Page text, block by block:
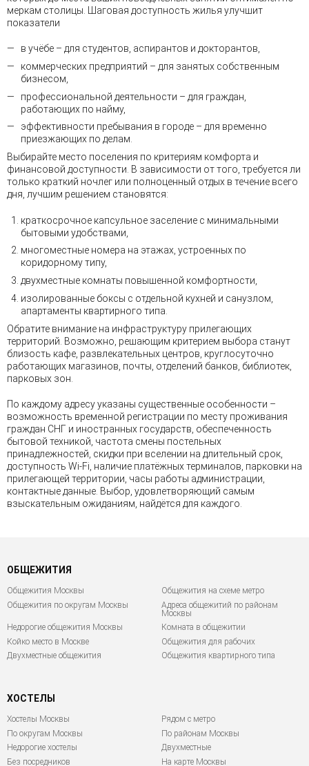
меркам столицы. Шаговая доступность жилья улучшит
показатели
в учёбе – для студентов, аспирантов и докторантов,
коммерческих предприятий – для занятых собственным
бизнесом,
профессиональной деятельности – для граждан,
работающих по найму,
эффективности пребывания в городе – для временно
приезжающих по делам.
Выбирайте место поселения по критериям комфорта и
финансовой доступности. В зависимости от того, требуется ли
только краткий ночлег или полноценный отдых в течение всего
дня, лучшим решением становятся:
краткосрочное капсульное заселение с минимальными
бытовыми удобствами,
многоместные номера на этажах, устроенных по
коридорному типу,
двухместные комнаты повышенной комфортности,
изолированные боксы с отдельной кухней и санузлом,
апартаменты квартирного типа.
Обратите внимание на инфраструктуру прилегающих
территорий. Возможно, решающим критерием выбора станут
близость кафе, развлекательных центров, круглосуточно
работающих магазинов, почты, отделений банков, библиотек,
парковых зон.
По каждому адресу указаны существенные особенности –
возможность временной регистрации по месту проживания
граждан СНГ и иностранных государств, обеспеченность
бытовой техникой, частота смены постельных
принадлежностей, скидки при вселении на длительный срок,
доступность Wi-Fi, наличие платёжных терминалов, парковки на
прилегающей территории, часы работы администрации,
контактные данные. Выбор, удовлетворяющий самым
взыскательным ожиданиям, найдётся для каждого.
ОБЩЕЖИТИЯ
Общежития Москвы
Общежития на схеме метро
Общежития по округам Москвы
Адреса общежитий по районам
Москвы
Недорогие общежития Москвы
Комната в общежитии
Койко место в Москве
Общежития для рабочих
Двухместные общежития
Общежития квартирного типа
ХОСТЕЛЫ
Хостелы Москвы
По округам Москвы
Недорогие хостелы
Без посредников
Рядом с метро
По районам Москвы
Двухместные
На карте Москвы